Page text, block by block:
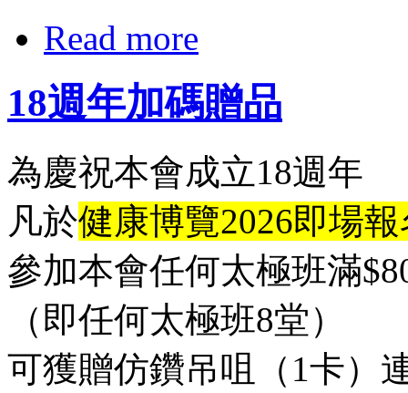
Read more
18週年加碼贈品
為慶祝本會成立18週年
凡於健康博覽2026即場
參加本會任何太極班滿
（即任何太極班8堂）
可獲贈仿鑽吊咀（1卡）